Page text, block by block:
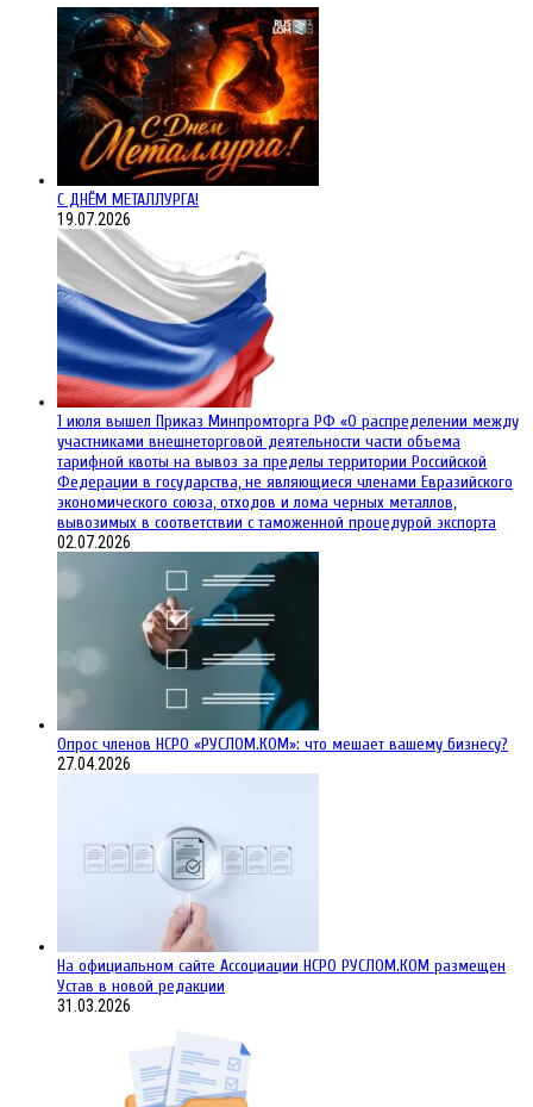
С ДНЁМ МЕТАЛЛУРГА!
19.07.2026
1 июля вышел Приказ Минпромторга РФ «О распределении между
участниками внешнеторговой деятельности части объема
тарифной квоты на вывоз за пределы территории Российской
Федерации в государства, не являющиеся членами Евразийского
экономического союза, отходов и лома черных металлов,
вывозимых в соответствии с таможенной процедурой экспорта
02.07.2026
Опрос членов НСРО «РУСЛОМ.КОМ»: что мешает вашему бизнесу?
27.04.2026
На официальном сайте Ассоциации НСРО РУСЛОМ.КОM размещен
Устав в новой редакции
31.03.2026